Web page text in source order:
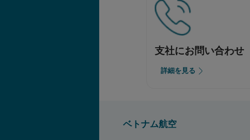
支社にお問い合わせ
詳細を見る
ベトナム航空